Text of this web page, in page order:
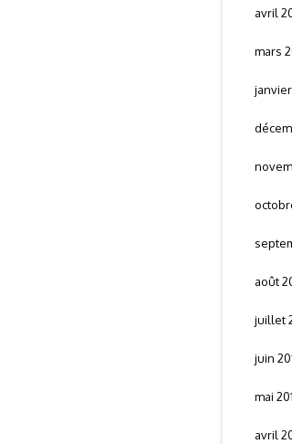
avril
mars
août
juillet
juin
mai
avril